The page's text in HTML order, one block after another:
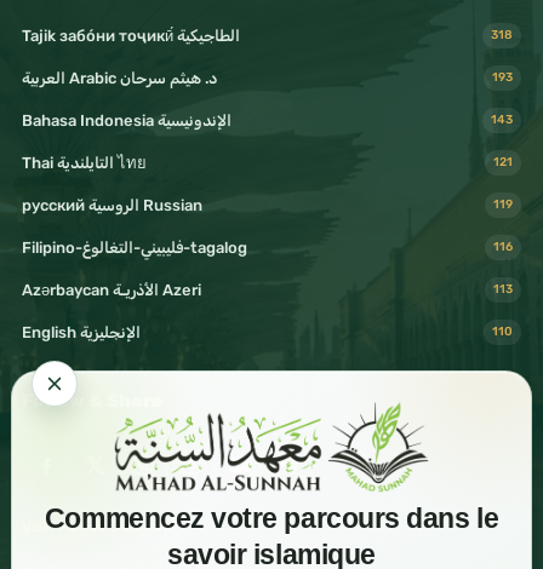
Commencez votre parcours dans le
savoir islamique
Tajik забо́ни тоҷикӣ́ الطاجيكية 318
د. هيثم سرحان Arabic العربية 193
Bahasa Indonesia الإندونيسية 143
Thai التايلندية ไทย 121
русский الروسية Russian 119
Filipino-فليبيني-التغالوغ-tagalog 116
Azərbaycan الأذريـة Azeri 113
English الإنجليزية 110
Follow & Share
Visit Mahad Sunnah